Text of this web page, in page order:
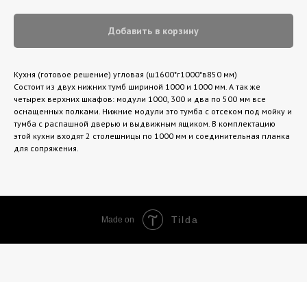
Добавить в корзину
Кухня (готовое решение) угловая (ш1600*г1000*в850 мм)
Состоит из двух нижних тумб шириной 1000 и 1000 мм. А так же
четырех верхних шкафов: модули 1000, 300 и два по 500 мм все
оснащенных полками. Нижние модули это тумба с отсеком под мойку и
тумба с распашной дверью и выдвижным ящиком. В комплектацию
этой кухни входят 2 столешницы по 1000 мм и соединительная планка
для сопряжения.
Made on Tilda